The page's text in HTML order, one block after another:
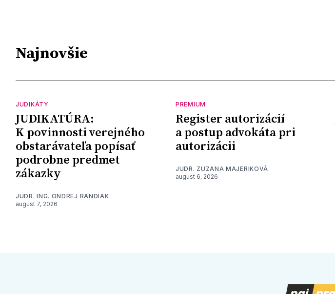
Najnovšie
JUDIKÁTY
JUDIKATÚRA:
K povinnosti verejného
obstarávateľa popísať
podrobne predmet
zákazky
JUDR. ING. ONDREJ RANDIAK
august 7, 2026
PREMIUM
Register autorizácií
a postup advokáta pri
autorizácii
JUDR. ZUZANA MAJERIKOVÁ
august 6, 2026